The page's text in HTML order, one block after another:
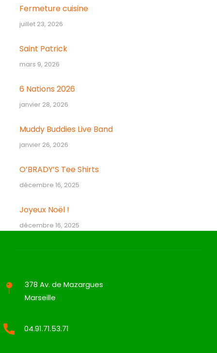
Fermeture cuisine
juillet 23, 2026
Saint Patrick
mars 9, 2026
6 Nations 2026
janvier 28, 2026
Muddy Buddies Live Band
janvier 26, 2026
O’BRADY’S Tee Shirts
décembre 16, 2025
Joyeux Noël !
décembre 16, 2025
378 Av. de Mazargues
Marseille
04.91.71.53.71